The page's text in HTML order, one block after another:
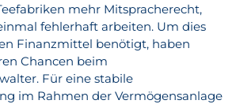
mehr Mitspracherecht,
fehlerhaft arbeiten. Um dies
Finanzmittel benötigt, haben
Chancen beim
Für eine stabile
im Rahmen der Vermögensanlage